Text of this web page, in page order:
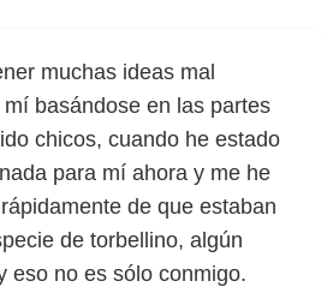
muchas ideas mal
basándose en las partes
chicos, cuando he estado
para mí ahora y me he
de que estaban
de torbellino, algún
eso no es sólo conmigo.